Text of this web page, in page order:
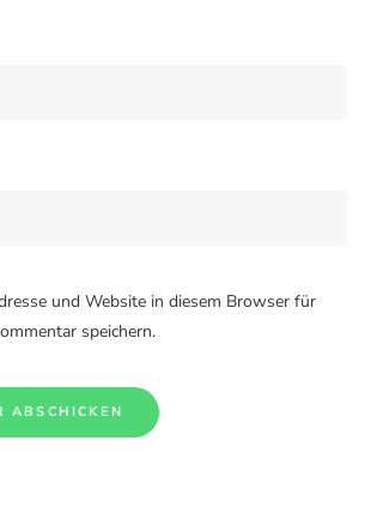
und Website in diesem Browser für
speichern.